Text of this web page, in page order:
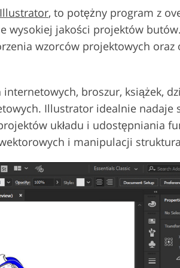
, to potężny program z
wysokiej jakości projektów
wzorców projektowych oraz
broszur, książek,
Illustrator idealnie nadaje
układu i udostępniania
i manipulacji